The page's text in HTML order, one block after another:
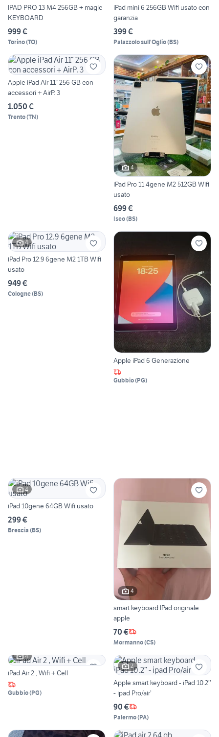
IPAD PRO 13 M4 256GB + magic
KEYBOARD
999 €
Torino(TO)
iPad mini 6 256GB Wifi usato con
garanzia
399 €
Palazzolo sull'Oglio(BS)
Apple iPad Air 11” 256 GB con
accessori + AirP. 3
1.050 €
Trento(TN)
4
iPad Pro 11 4gene M2 512GB Wifi
usato
699 €
Iseo(BS)
4
iPad Pro 12.9 6gene M2 1TB Wifi
usato
949 €
Cologne(BS)
Apple iPad 6 Generazione
Gubbio(PG)
4
iPad 10gene 64GB Wifi usato
299 €
Brescia (BS)
4
smart keyboard IPad originale
apple
70 €
Mormanno(CS)
4
iPad Air 2 , Wifi + Cell
Gubbio(PG)
2
Apple smart keyboard - iPad 10.2’’
- ipad Pro/air’
90 €
Palermo(PA)